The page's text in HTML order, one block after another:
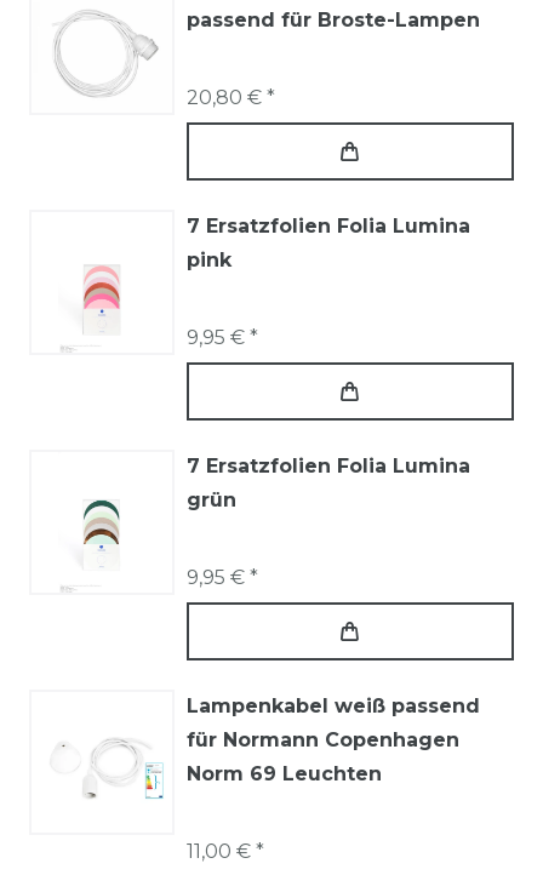
passend für Broste-Lampen
20,80 € *
7 Ersatzfolien Folia Lumina
pink
9,95 € *
7 Ersatzfolien Folia Lumina
grün
9,95 € *
Lampenkabel weiß passend
für Normann Copenhagen
Norm 69 Leuchten
11,00 € *